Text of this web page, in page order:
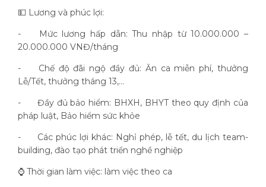
💵 Lương và phúc lợi:
-
Mức lương hấp dẫn: Thu nhập từ 10.000.000 –
20.000.000 VNĐ/tháng
-
Chế độ đãi ngộ đầy đủ: Ăn ca miễn phí, thưởng
Lễ/Tết, thưởng tháng 13,...
-
Đầy đủ bảo hiểm: BHXH, BHYT theo quy định của
pháp luật, Bảo hiểm sức khỏe
-
Các phúc lợi khác: Nghỉ phép, lễ tết, du lịch team-
building, đào tạo phát triển nghề nghiệp
⌚ Thời gian làm việc: làm việc theo ca